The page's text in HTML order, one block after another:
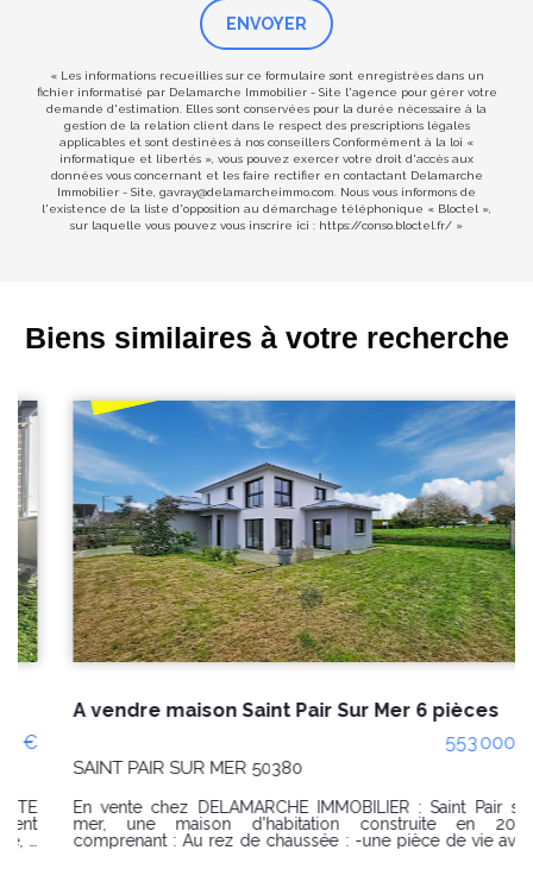
ENVOYER
« Les informations recueillies sur ce formulaire sont enregistrées dans un
fichier informatisé par Delamarche Immobilier - Site l'agence pour gérer votre
demande d'estimation. Elles sont conservées pour la durée nécessaire à la
gestion de la relation client dans le respect des prescriptions légales
applicables et sont destinées à nos conseillers Conformément à la loi «
informatique et libertés », vous pouvez exercer votre droit d'accès aux
données vous concernant et les faire rectifier en contactant Delamarche
Immobilier - Site, gavray@delamarcheimmo.com. Nous vous informons de
l'existence de la liste d'opposition au démarchage téléphonique « Bloctel »,
sur laquelle vous pouvez vous inscrire ici : https://conso.bloctel.fr/ »
Biens similaires à votre recherche
A vendre maison Saint Pair Sur Mer 6 pièces
553 000 €
SAINT PAIR SUR MER 50380
En vente chez DELAMARCHE IMMOBILIER : Saint Pair sur
mer, une maison d'habitation construite en 2023
comprenant : Au rez de chaussée : -une pièce de vie avec